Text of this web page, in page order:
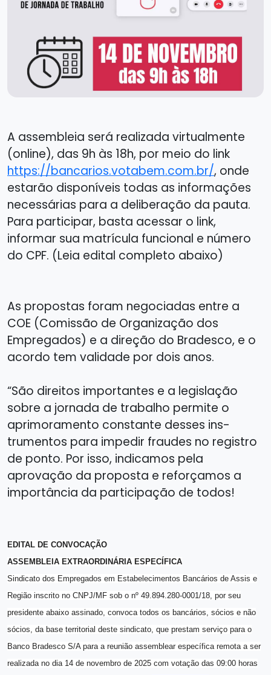
A assembleia será realizada virtualmente
(online), das 9h às 18h, por meio do link
https://bancarios.votabem.com.br/, onde
estarão disponíveis todas as informações
necessárias para a deliberação da pauta.
Para participar, basta acessar o link,
informar sua matrícula funcional e número
do CPF. (Leia edital completo abaixo)
As propostas foram negociadas entre a
COE (Comissão de Organização dos
Empregados) e a direção do Bradesco, e o
acordo tem valida­de por dois anos.
“São direitos importantes e a legislação
sobre a jornada de trabalho permite o
aprimo­ramento constante desses ins­
trumentos para impedir fraudes no registro
de ponto. Por isso, indicamos pela
aprovação da proposta e reforçamos a
importância da participação de todos!
EDITAL DE CONVOCAÇÃO
ASSEMBLEIA EXTRAORDINÁRIA ESPECÍFICA
Sindicato dos Empregados em Estabelecimentos Bancários de Assis e
Região inscrito no CNPJ/MF sob o nº 49.894.280-0001/18, por seu
presidente abaixo assinado, convoca todos os bancários, sócios e não
sócios, da base territorial deste sindicato, que prestam serviço para o
Banco Bradesco S/A para a reunião assemblear específica remota a ser
realizada no dia 14 de novembro de 2025 com votação das 09:00 horas